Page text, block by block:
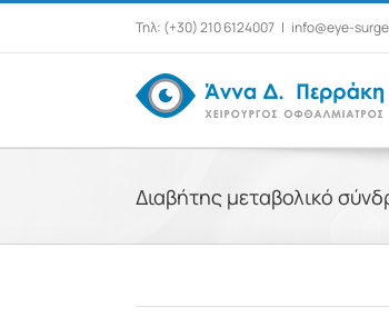
Μετάβαση
περιεχόμενο
Τηλ: (+30) 210 6124007 | info@eye-
Διαβήτης μεταβολικό